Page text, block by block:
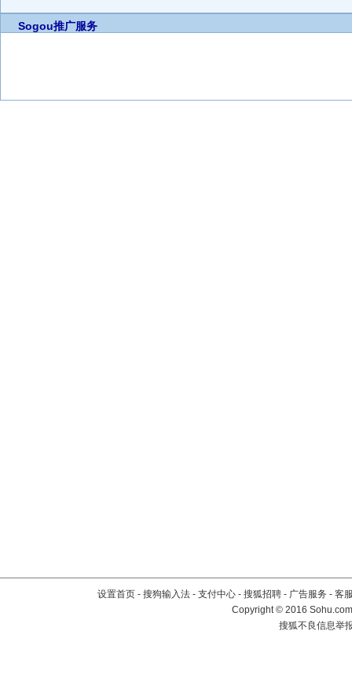
Sogou推广服务
设置首页 - 搜狗输入法 - 支付中心 - 搜狐招聘 - 广告服务 - 客
Copyright©2016
搜狐不良信息举